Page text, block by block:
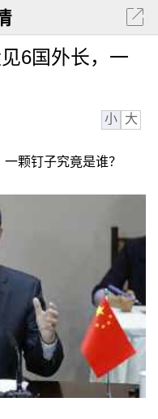
6国外长，一
小 大
颗钉子究竟是谁？